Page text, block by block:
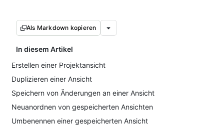
Als Markdown kopieren
In diesem Artikel
Erstellen einer Projektansicht
Duplizieren einer Ansicht
Speichern von Änderungen an einer Ansicht
Neuanordnen von gespeicherten Ansichten
Umbenennen einer gespeicherten Ansicht